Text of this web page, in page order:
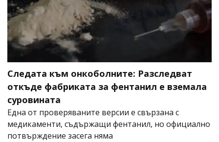
Следата към онкоболните: Разследват
откъде фабриката за фентанил е вземала
суровината
Една от проверяваните версии е свързана с
медикаменти, съдържащи фентанил, но официално
потвърждение засега няма